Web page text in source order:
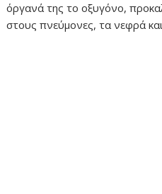
όργανά της το οξυγόνο,
στους πνεύμονες, τα νεφρά